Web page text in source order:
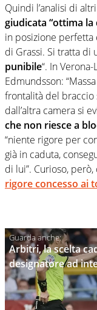
Quindi l’analisi di
giudicata “ottima
in posizione perfetta
di Grassi. Si tratta di
punibile“. In
Edmundsson:
frontalità del braccio
dall’altra camera si
che non riesce a
“niente rigore per
già in caduta,
di lui”. Curioso,
rigore concesso ai
Arbitri, la scelta
designatore ad